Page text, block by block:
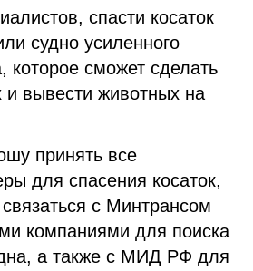
спасти косаток
судно усиленного
которое сможет сделать
и вывести животных на
принять все
для спасения косаток,
с Минтрансом
компаниями для поиска
а также с МИД РФ для